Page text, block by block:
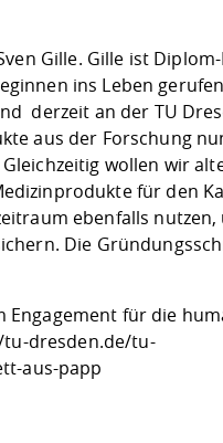
Gille. Gille ist
ins Leben
derzeit an der TU
aus der Forschung
wollen wir
für den
ebenfalls
Die
für die
dresden.de/tu-
aus-papp